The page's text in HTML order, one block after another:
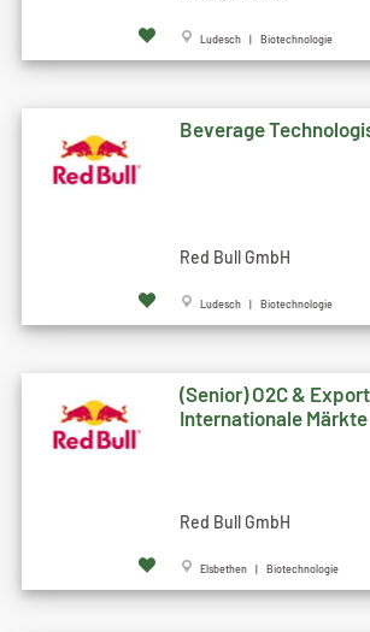
Ludesch | Biotechnologie
Beverage
Red Bull GmbH
Ludesch | Biotechnologie
(Senior) O2C &
Internationale Märkte
Red Bull GmbH
Elsbethen | Biotechnologie